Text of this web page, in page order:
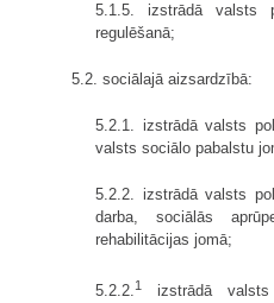
5.1.5. izstrādā valsts
regulēšanā;
5.2. sociālajā aizsardzībā:
5.2.1. izstrādā valsts
valsts sociālo pabalstu
5.2.2. izstrādā valsts
darba, sociālās
rehabilitācijas jomā;
5.2.2.1
izstrādā valsts